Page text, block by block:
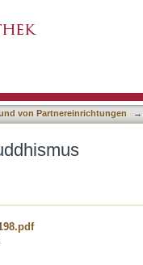
von Partnereinrichtungen →